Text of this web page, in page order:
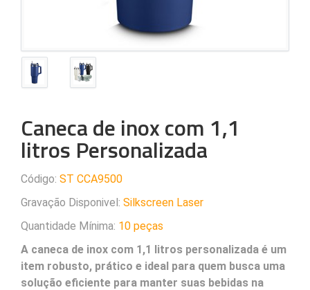
Caneca de inox com 1,1
litros Personalizada
Código: ST CCA9500
Gravação Disponivel: Silkscreen Laser
Quantidade Mínima: 10 peças
A caneca de inox com 1,1 litros personalizada é um
item robusto, prático e ideal para quem busca uma
solução eficiente para manter suas bebidas na